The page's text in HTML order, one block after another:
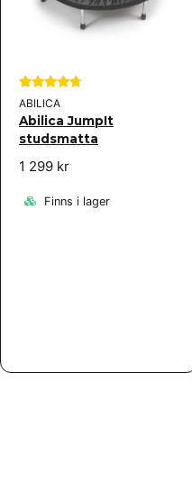
ABILICA
Abilica JumpIt
studsmatta
1 299 kr
Finns i lager